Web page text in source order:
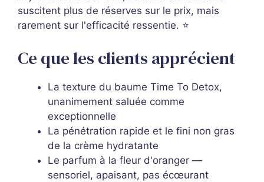
suscitent plus de réserves sur le prix, mais
rarement sur l'efficacité ressentie. ⭐
Ce que les clients apprécient
La texture du baume Time To Detox,
unanimement saluée comme
exceptionnelle
La pénétration rapide et le fini non gras
de la crème hydratante
Le parfum à la fleur d'oranger —
sensoriel, apaisant, pas écœurant